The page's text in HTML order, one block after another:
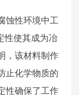
蚀性环境中工
性使其成为冶
，该材料制作
止化学物质的
性确保了工作